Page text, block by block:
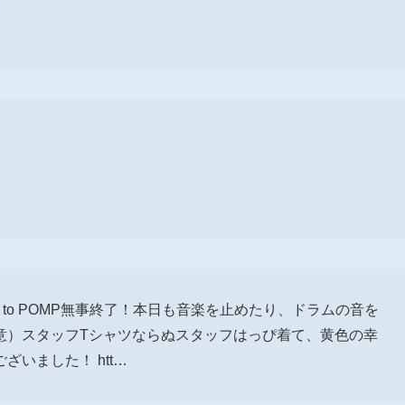
POMP無事終了！本日も音楽を止めたり、ドラムの音を
スタッフTシャツならぬスタッフはっぴ着て、黄色の幸
ざいました！ htt…